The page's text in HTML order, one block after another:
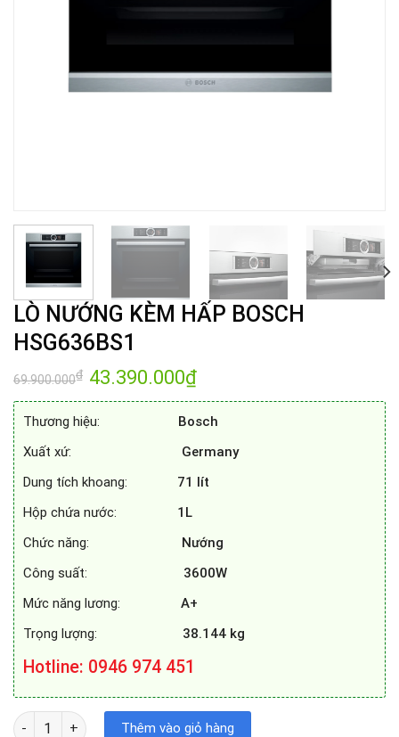
LÒ NƯỚNG KÈM HẤP BOSCH
HSG636BS1
69.900.000₫ Giá
gốc
là:
43.390.000₫Giá
tại
43.390.000₫.
Thương hiệu:
Bosch
Xuất xứ:
Germany
Dung tích khoang:
71
lít
Hộp chứa nước: 1L
Chức năng:
Nướng
Công suất:
3600W
Mức năng lương: A+
Trọng lượng: 38.144 kg
Hotline: 0946 974 451
LÒ NƯỚNG KÈM HẤP BOSCH HSG636BS1 số lượng
Thêm vào giỏ hàng